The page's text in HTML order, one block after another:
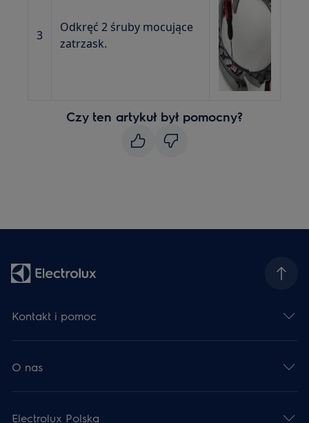
3
Odkręć 2 śruby mocujące
zatrzask.
Czy ten artykuł był pomocny?
Kontakt i pomoc
O nas
Electrolux Polska